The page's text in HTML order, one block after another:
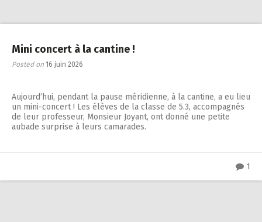
Mini concert à la cantine !
Posted on 16 juin 2026
Aujourd’hui, pendant la pause méridienne, à la cantine, a eu lieu
un mini-concert ! Les élèves de la classe de 5.3, accompagnés
de leur professeur, Monsieur Joyant, ont donné une petite
aubade surprise à leurs camarades.
1